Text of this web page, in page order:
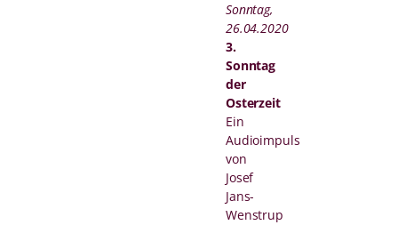
Sonntag,
26.04.2020
3.
Sonntag
der
Osterzeit
Ein
Audioimpuls
von
Josef
Jans-
Wenstrup